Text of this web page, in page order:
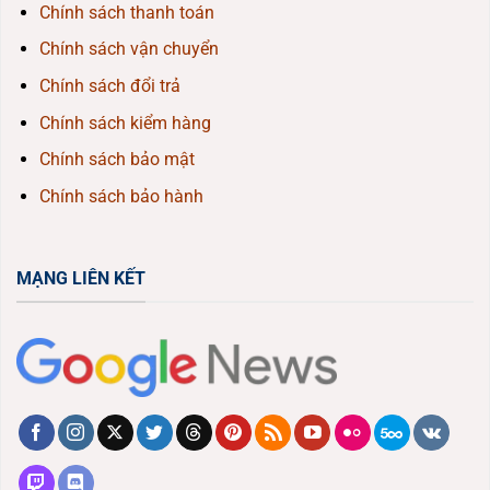
Chính sách thanh toán
Chính sách vận chuyển
Chính sách đổi trả
Chính sách kiểm hàng
Chính sách bảo mật
Chính sách bảo hành
MẠNG LIÊN KẾT